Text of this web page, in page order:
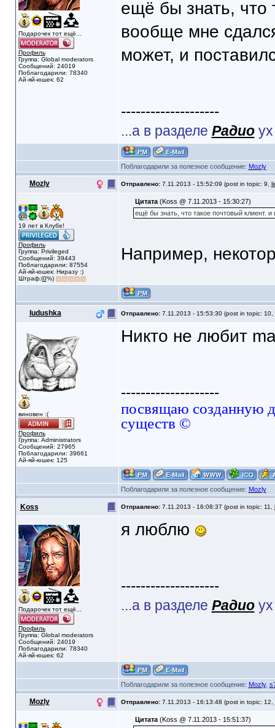
Подарочек тот ещё...
Профиль
Группа: Global moderators
Сообщений: 24019
Поблагодарили: 78340
Ай-яй-юшек: 62
ещё бы знать, что
вообще мне
может, и
--------------------
...а в разделе Радиоух
Поблагодарили за полезное сообщение: Mozly
Mozly Отправлено: 7.11.2013 - 15:52:09 (post in topic: 9,
19 лет в Клубе!
Профиль
Группа: Privileged
Сообщений: 39443
Поблагодарили: 87554
Ай-яй-юшек: Ниразу :)
Штраф:(0%)
Цитата(Koss @ 7.11.2013 - 15:30:27)
ещё бы знать, что такое почтовый клиент.
Например,
Iudushka Отправлено: 7.11.2013 - 15:53:30 (post in topic: 10,
виновен :(
Профиль
Группа: Administrators
Сообщений: 27965
Поблагодарили: 39661
Ай-яй-юшек: 125
Никто не любит
--------------------
посвящаю созданную
существ ©
Поблагодарили за полезное сообщение: Mozly
Koss Отправлено: 7.11.2013 - 16:08:37 (post in topic: 11,
Подарочек тот ещё...
Профиль
Группа: Global moderators
Сообщений: 24019
Поблагодарили: 78340
Ай-яй-юшек: 62
я люблю
--------------------
...а в разделе Радиоух
Поблагодарили за полезное сообщение: Mozly,
Mozly Отправлено: 7.11.2013 - 16:13:48 (post in topic: 12,
Цитата(Koss @ 7.11.2013 - 15:51:37)